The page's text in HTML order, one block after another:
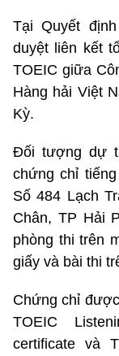
Tại Quyết
duyệt liên kết
TOEIC giữa
Hàng hải Việt
Kỳ.
Đối tượng dự
chứng chỉ
Số 484 Lạch
Chân, TP Hải
phòng thi trên
giấy và bài thi
Chứng chỉ
TOEIC
certificate và